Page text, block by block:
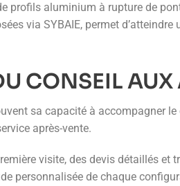
profils aluminium à rupture de
via SYBAIE, permet
CONSEIL
sa capacité à accompagner
après-vente.
visite, des devis détaillés et
personnalisée de chaque